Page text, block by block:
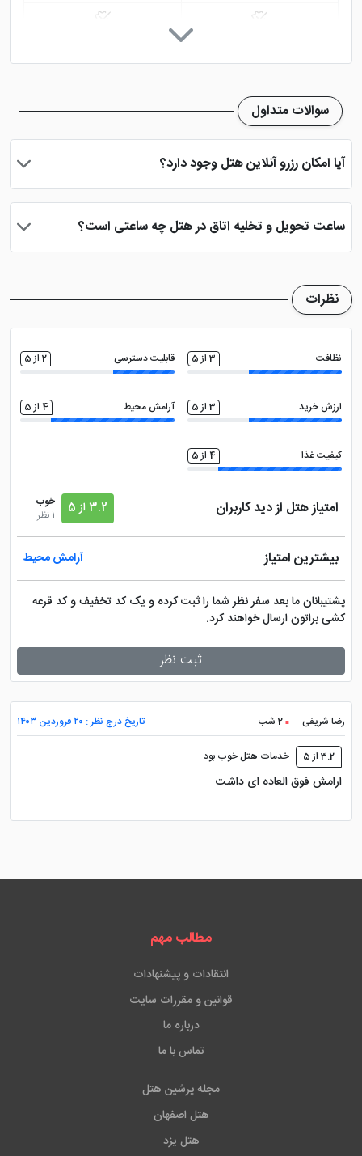
مینی بار تلویزیون معمولی
سوالات متداول
آیا امکان رزرو آنلاین هتل وجود دارد؟
بله، با انتخاب تاریخ ورود و خروج، نوع اتاق و تعداد نفرات می توانید
دریافت نمایید.
ساعت تحویل و تخلیه اتاق در هتل چه ساعتی است؟
ساعت تحویل اتاق ساعت 2 بعد از ظهر و ساعت تخلیه اتاق 12 ظهر
نظرات
نظافت 3 از 5 قابلیت دسترسی 2 از 5
ارزش خرید 3 از 5 آرامش محیط 4 از 5
کیفیت غذا 4 از 5
امتیاز هتل از دید کاربران 3.2 از 5
خوب
1 نظر
بیشترین امتیاز آرامش محیط
پشتیبانان ما بعد سفر نظر شما را ثبت کرده و یک کد تخفیف و کد قرعه
کشی براتون ارسال خواهند کرد.
ثبت نظر
رضا شریفی 2 شب تاریخ درج نظر : ۲۰ فروردین ۱۴۰۳
3.2 از 5 خدمات هتل خوب بود
ارامش فوق العاده ای داشت
مطالب مهم
انتقادات و پیشنهادات
قوانین و مقررات سایت
درباره ما
تماس با ما
مجله پرشین هتل
هتل اصفهان
هتل یزد